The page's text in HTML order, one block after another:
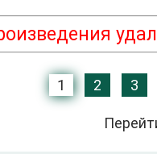
1 2 3